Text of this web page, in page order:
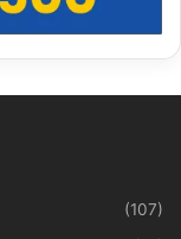
(107)